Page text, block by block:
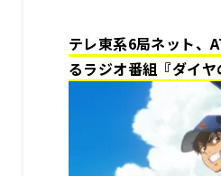
テレ東系6局ネット、
るラジオ番組『ダイ